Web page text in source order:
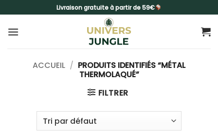
au
contenu
Livraison gratuite à partir de 59€
ACCUEIL / PRODUITS IDENTIFIÉS “MÉTAL
THERMOLAQUÉ”
FILTRER